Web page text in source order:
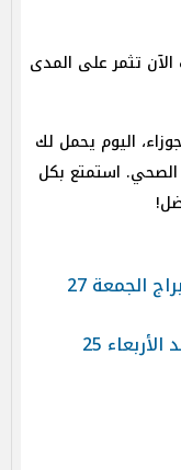
تثمر على المدى
اليوم يحمل لك
الصحي. استمتع بكل
برج القوس: حظك اليوم وتوقعات الأبراج الجمعة 27
توقعات الأبراج.. حظك اليوم برج الأسد الأربعاء 25